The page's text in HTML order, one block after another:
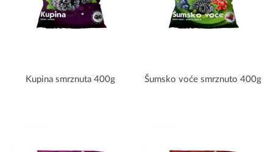
Kupina smrznuta 400g Šumsko voće smrznuto 400g